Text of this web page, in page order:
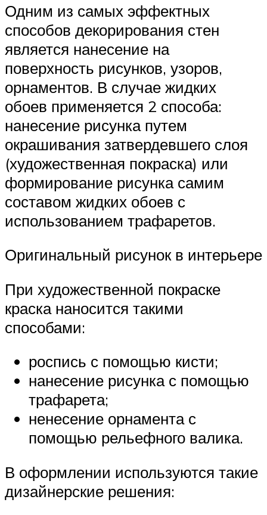
Одним из самых эффектных
способов декорирования стен
является нанесение на
поверхность рисунков, узоров,
орнаментов. В случае жидких
обоев применяется 2 способа:
нанесение рисунка путем
окрашивания затвердевшего слоя
(художественная покраска) или
формирование рисунка самим
составом жидких обоев с
использованием трафаретов.
Оригинальный рисунок в интерьере
При художественной покраске
краска наносится такими
способами:
роспись с помощью кисти;
нанесение рисунка с помощью
трафарета;
ненесение орнамента с
помощью рельефного валика.
В оформлении используются такие
дизайнерские решения: